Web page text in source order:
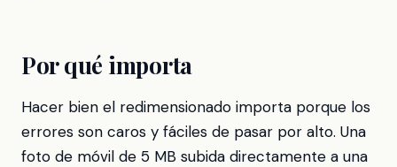
Por qué importa
Hacer bien el redimensionado importa porque los
errores son caros y fáciles de pasar por alto. Una
foto de móvil de 5 MB subida directamente a una